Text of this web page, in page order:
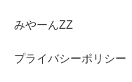
みやーんZZ
プライバシーポリシー